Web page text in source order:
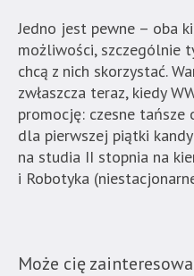
Jedno jest pewne – oba
możliwości, szczególnie
chcą z nich skorzystać.
zwłaszcza teraz, kiedy
promocję: czesne
dla pierwszej piątki
na studia II stopnia na
i Robotyka
Może cię